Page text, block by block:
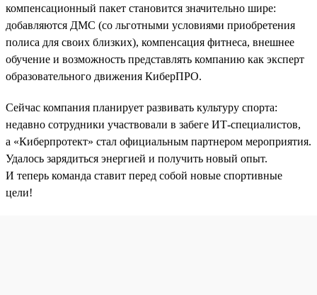
компенсационный пакет становится значительно шире:
добавляются ДМС (со льготными условиями приобретения
полиса для своих близких), компенсация фитнеса, внешнее
обучение и возможность представлять компанию как эксперт
образовательного движения КиберПРО.
Сейчас компания планирует развивать культуру спорта:
недавно сотрудники участвовали в забеге ИТ-специалистов,
а «Киберпротект» стал официальным партнером мероприятия.
Удалось зарядиться энергией и получить новый опыт.
И теперь команда ставит перед собой новые спортивные
цели!